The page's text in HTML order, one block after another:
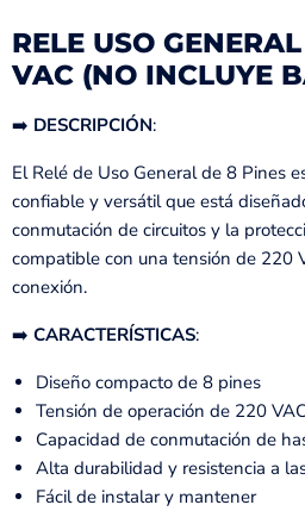
RELE USO
VAC (NO INCLUYE
➡️ DESCRIPCIÓN:
El Relé de Uso General de 8 Pines
confiable y versátil que está
conmutación de circuitos y la
compatible con una tensión de 220
conexión.
➡️ CARACTERÍSTICAS:
Diseño compacto de 8 pines
Tensión de operación de 220
Capacidad de conmutación de
Alta durabilidad y resistencia a
Fácil de instalar y mantener